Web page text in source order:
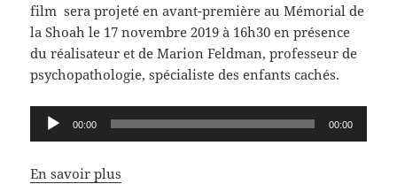
film sera projeté en avant-première au Mémorial de
la Shoah le 17 novembre 2019 à 16h30 en présence
du réalisateur et de Marion Feldman, professeur de
psychopathologie, spécialiste des enfants cachés.
Lecteur
audio
00:00 00:00
En savoir plus